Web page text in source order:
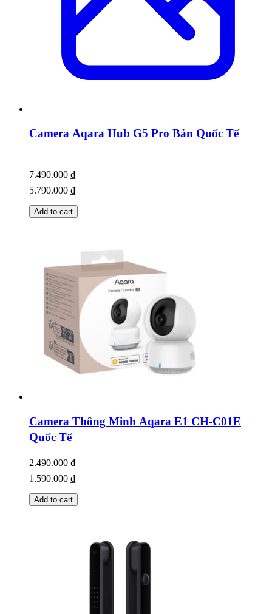
Camera Aqara Hub G5 Pro Bản Quốc Tế
7.490.000 ₫
5.790.000 ₫
Add to cart
Camera Thông Minh Aqara E1 CH-C01E
Quốc Tế
2.490.000 ₫
1.590.000 ₫
Add to cart